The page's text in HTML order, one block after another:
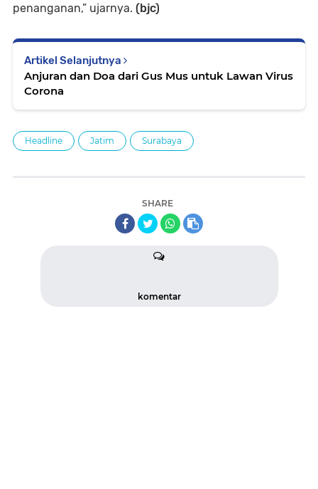
penanganan,” ujarnya. (bjc)
Artikel Selanjutnya
Anjuran dan Doa dari Gus Mus untuk Lawan Virus
Corona
Headline Jatim Surabaya
SHARE
komentar